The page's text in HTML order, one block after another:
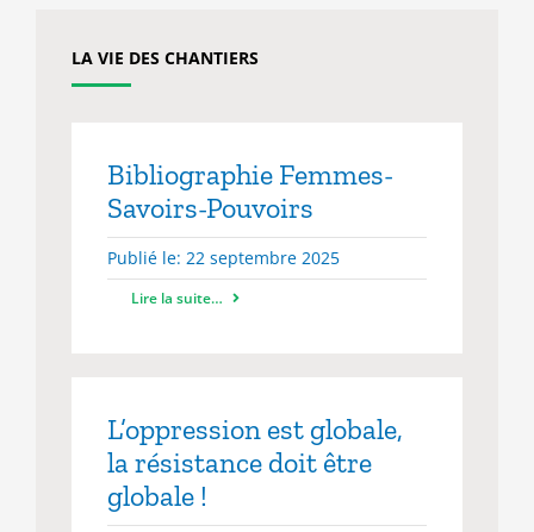
du
produit
LA VIE DES CHANTIERS
Bibliographie Femmes-
Savoirs-Pouvoirs
Publié le: 22 septembre 2025
Lire la suite…
L’oppression est globale,
la résistance doit être
globale !